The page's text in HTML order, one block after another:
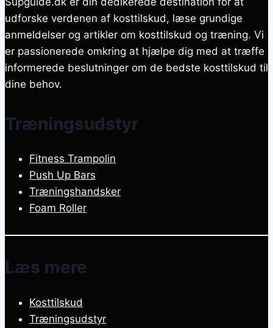
udforske verdenen af kosttilskud, læse grundige
anmeldelser og artikler om kosttilskud og træning. Vi
er passionerede omkring at hjælpe dig med at træffe
informerede beslutninger om de bedste kosttilskud til
dine behov.
Træningsudstyr
Fitness Trampolin
Push Up Bars
Træningshandsker
Foam Roller
Læs mere
Kosttilskud
Træningsudstyr